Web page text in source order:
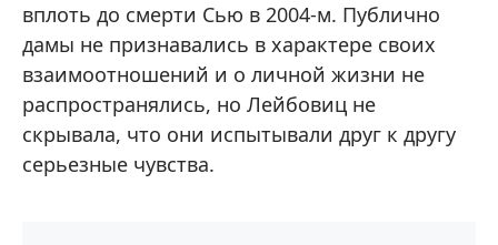
вплоть до смерти Сью в 2004-м. Публично
дамы не признавались в характере своих
взаимоотношений и о личной жизни не
распространялись, но Лейбовиц не
скрывала, что они испытывали друг к другу
серьезные чувства.